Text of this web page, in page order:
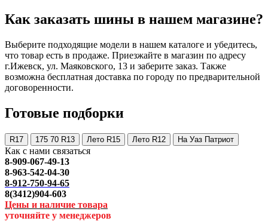
Как заказать шины в нашем магазине?
Выберите подходящие модели в нашем каталоге и убедитесь,
что товар есть в продаже. Приезжайте в магазин по адресу
г.Ижевск, ул. Маяковского, 13 и заберите заказ. Также
возможна бесплатная доставка по городу по предварительной
договоренности.
Готовые подборки
R17 175 70 R13 Лето R15 Лето R12 На Уаз Патриот
Как с нами связаться
8-909-067-49-13
8-963-542-04-30
8-912-750-94-65
8(3412)904-603
Цены и наличие товара
уточняйте у менеджеров